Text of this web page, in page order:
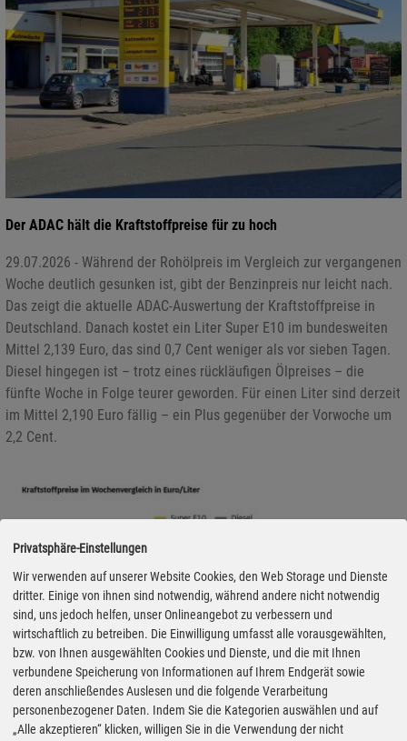
Der ADAC hält die Kraftstoffpreise für zu hoch
29.07.2026 - Während der Rohölpreis im Vergleich zur vergangenen
Woche deutlich gesunken ist, gibt der Benzinpreis nur leicht nach.
Das zeigt die aktuelle ADAC-Auswertung der Kraftstoffpreise in
Deutschland. Danach kostet ein Liter Super E10 im bundesweiten
Mittel 2,139 Euro, das sind 0,7 Cent weniger als vor sieben Tagen.
Diesel hingegen ist – trotz eines rückläufigen Ölpreises – die
fünfte Woche in Folge teurer geworden. Für einen Liter sind derzeit
im Mittel 2,190 Euro fällig – ein Plus gegenüber der Vorwoche um
2,2 Cent.
Privatsphäre-Einstellungen
Wir verwenden auf unserer Website Cookies, den Web Storage und Dienste
dritter. Einige von ihnen sind notwendig, während andere nicht notwendig
sind, uns jedoch helfen, unser Onlineangebot zu verbessern und
wirtschaftlich zu betreiben. Die Einwilligung umfasst alle vorausgewählten,
bzw. von Ihnen ausgewählten Cookies und Dienste, und die mit Ihnen
verbundene Speicherung von Informationen auf Ihrem Endgerät sowie
deren anschließendes Auslesen und die folgende Verarbeitung
personenbezogener Daten. Indem Sie die Kategorien auswählen und auf
„Alle akzeptieren“ klicken, willigen Sie in die Verwendung der nicht